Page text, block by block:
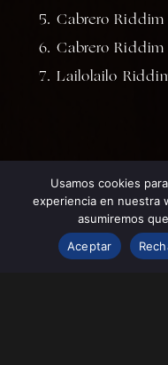
Cabrero
Cabrero
Lailolailo
Usamos cookies
experiencia en nuestra
asumiremos
Aceptar